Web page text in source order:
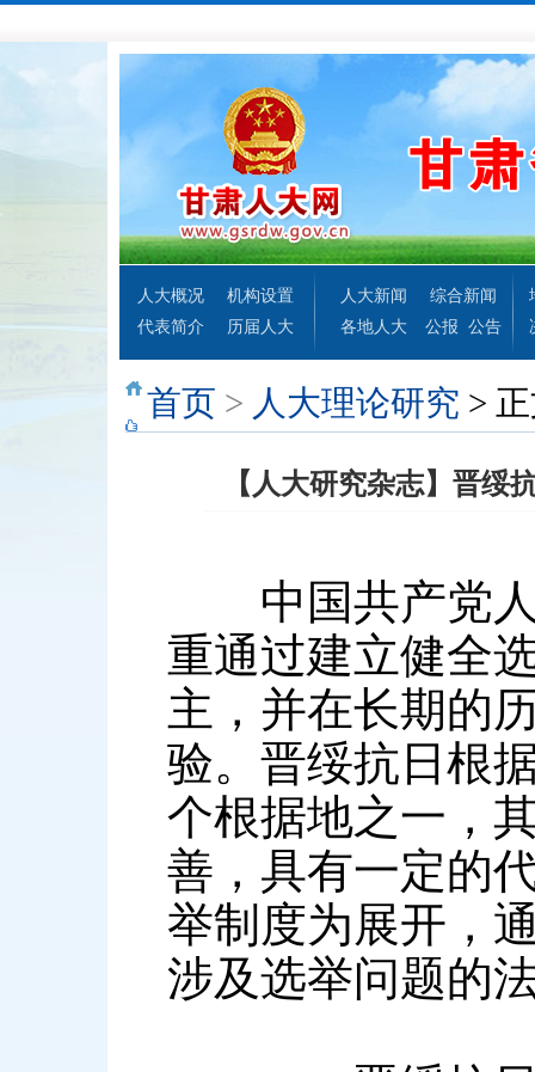
人大概况
机构设置
代表简介
历届人大
人大新闻
综合新闻
各地人大
公报 公告
首页 > 人大理论研究 >
【人大研究杂志】晋
中国共产党人
重通过建立健全
主，并在长期的
验。晋绥抗日根
个根据地之一，
善，具有一定的
举制度为展开，
涉及选举问题的